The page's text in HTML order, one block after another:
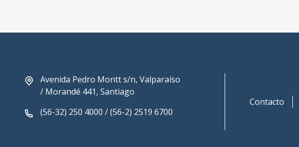
Avenida Pedro Montt s/n, Valparaíso
/ Morandé 441, Santiago
(56-32) 250 4000 / (56-2) 2519 6700
Contacto